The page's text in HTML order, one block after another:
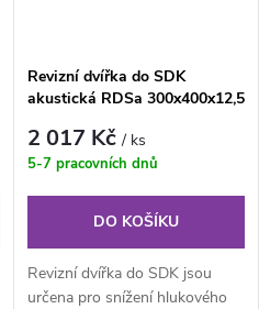
Revizní dvířka do SDK
akustická RDSa 300x400x12,5
2 017 Kč/ ks
5-7 pracovních dnů
DO KOŠÍKU
Revizní dvířka do SDK jsou
určena pro snížení hlukového